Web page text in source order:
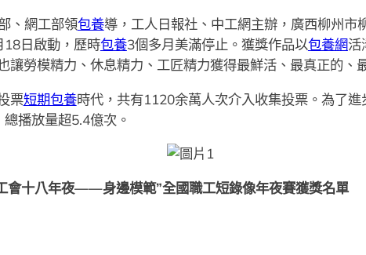
、網工部領包養導，工人日報社、中工網主辦，廣西柳州市
18日啟動，歷時包養3個多月美滿停止。獲獎作品以包養網活
讓勞模精力、休息精力、工匠精力獲得最鮮活、最真正的、
票短期包養時代，共有1120余萬人次介入收集投票。為了
播放量超5.4億次。
會十八年夜——身邊模範”全國職工短錄像年夜賽獲獎名單